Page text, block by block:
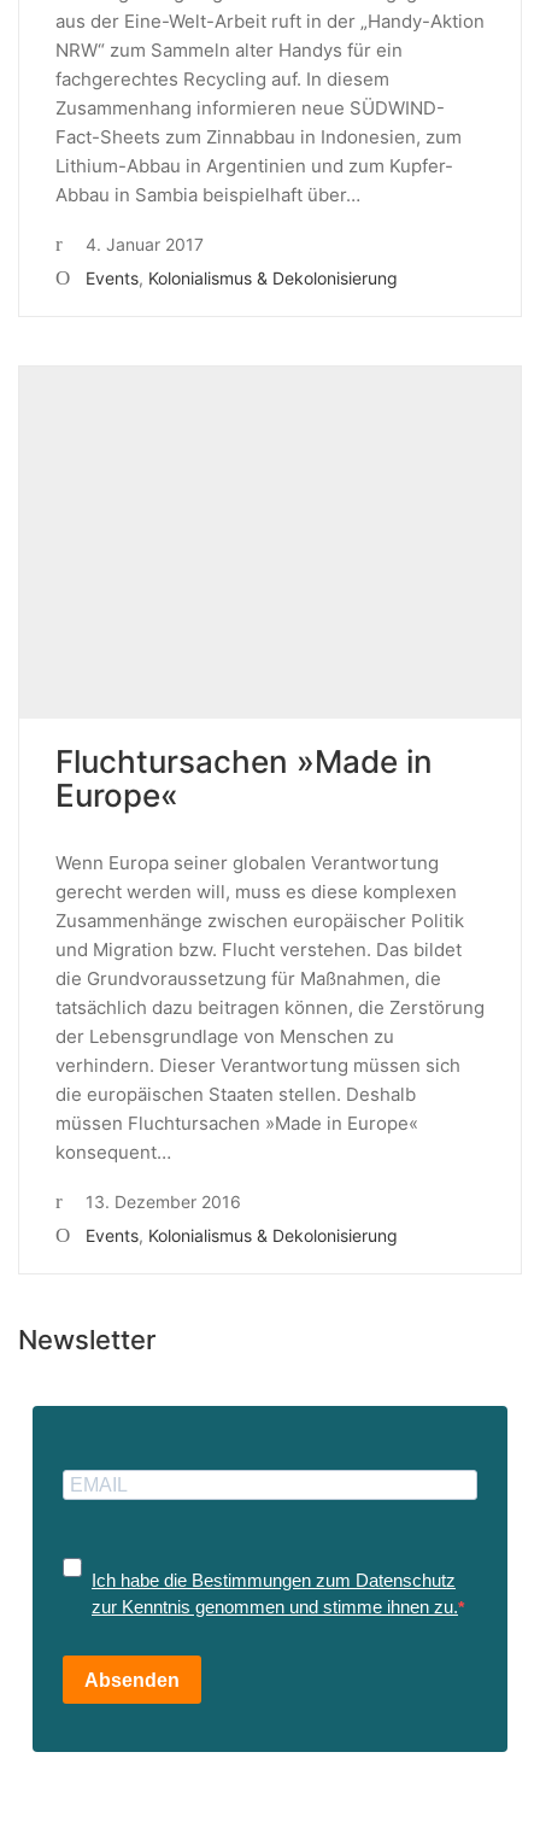
aus der Eine-Welt-Arbeit ruft in der „Handy-Aktion
NRW“ zum Sammeln alter Handys für ein
fachgerechtes Recycling auf. In diesem
Zusammenhang informieren neue SÜDWIND-
Fact-Sheets zum Zinnabbau in Indonesien, zum
Lithium-Abbau in Argentinien und zum Kupfer-
Abbau in Sambia beispielhaft über…
4. Januar 2017
Events, Kolonialismus & Dekolonisierung
Fluchtursachen »Made in
Europe«
Wenn Europa seiner globalen Verantwortung
gerecht werden will, muss es diese komplexen
Zusammenhänge zwischen europäischer Politik
und Migration bzw. Flucht verstehen. Das bildet
die Grundvoraussetzung für Maßnahmen, die
tatsächlich dazu beitragen können, die Zerstörung
der Lebensgrundlage von Menschen zu
verhindern. Dieser Verantwortung müssen sich
die europäischen Staaten stellen. Deshalb
müssen Fluchtursachen »Made in Europe«
konsequent…
13. Dezember 2016
Events, Kolonialismus & Dekolonisierung
Newsletter
Ich habe die Bestimmungen zum Datenschutz
zur Kenntnis genommen und stimme ihnen zu.
Absenden